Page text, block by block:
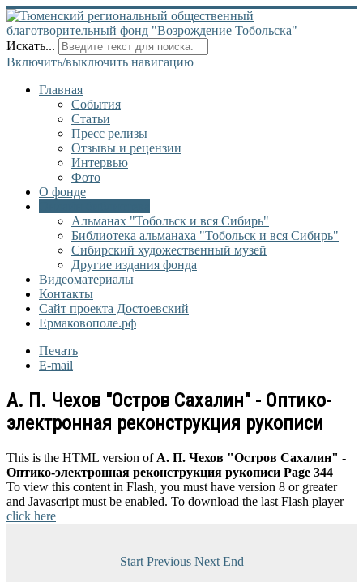
Искать...
Включить/выключить навигацию
Главная
События
Статьи
Пресс релизы
Отзывы и рецензии
Интервью
Фото
О фонде
Альманах "Тобольск и вся Сибирь"
Библиотека альманаха "Тобольск и вся Сибирь"
Сибирский художественный музей
Другие издания фонда
Видеоматериалы
Контакты
Сайт проекта Достоевский
Ермаковополе.рф
Печать
E-mail
А. П. Чехов "Остров Сахалин" - Оптико-
электронная реконструкция рукописи
This is the HTML version of А. П. Чехов "Остров Сахалин" -
Оптико-электронная реконструкция рукописи Page 344
To view this content in Flash, you must have version 8 or greater
and Javascript must be enabled. To download the last Flash player
click here
Start Previous Next End